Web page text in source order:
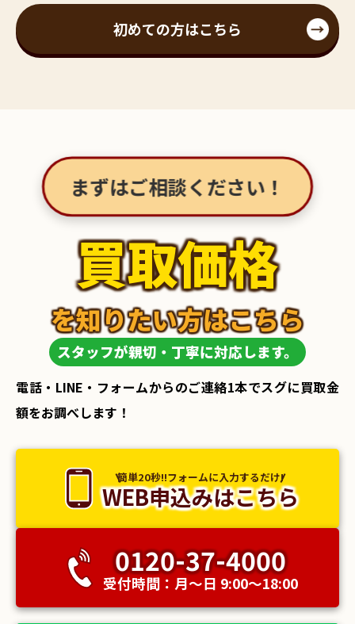
初めての方はこちら
まずはご相談ください！
買取価格
スタッフが親切・丁寧に対応します。
を知りたい方はこちら
電話・LINE・フォームからのご連絡1本でスグに買取金
額をお調べします！
簡単20秒!!フォームに入力するだけ!
WEB申込みはこちら
0120-37-4000
受付時間：月〜日 9:00〜18:00